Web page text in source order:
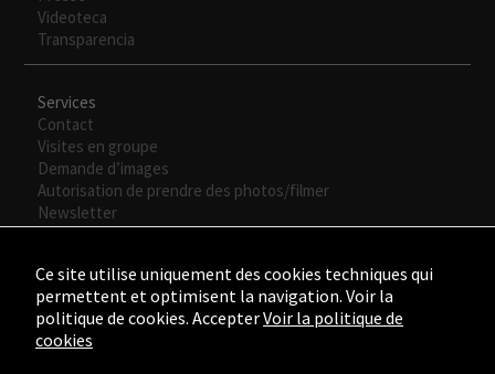
Videoteca
Transparencia
Services
Contact
Visites en groupe
Demande d’images
Autorisation de prendre des photos/filmer
Newsletter
Ce site utilise uniquement des cookies techniques qui
permettent et optimisent la navigation. Voir la
politique de cookies. AccepterVoir la politique de
cookies
durante tu
rechaza estas
algunas
funcionalidades
desaparecerán